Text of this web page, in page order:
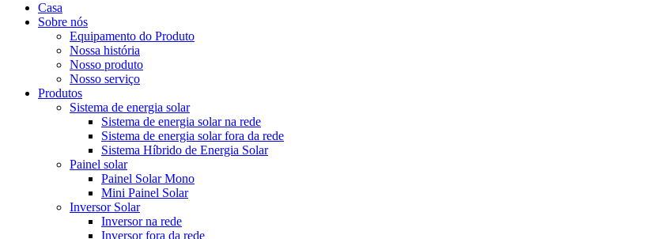
Casa
Sobre nós
Equipamento do Produto
Nossa história
Nosso produto
Nosso serviço
Produtos
Sistema de energia solar
Sistema de energia solar na rede
Sistema de energia solar fora da rede
Sistema Híbrido de Energia Solar
Painel solar
Painel Solar Mono
Mini Painel Solar
Inversor Solar
Inversor na rede
Inversor fora da rede